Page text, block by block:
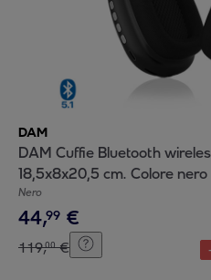
DAM
DAM Cuffie Bluetooth
18,5x8x20,5 cm. Colore nero
Nero
44,99 €
119,00 €